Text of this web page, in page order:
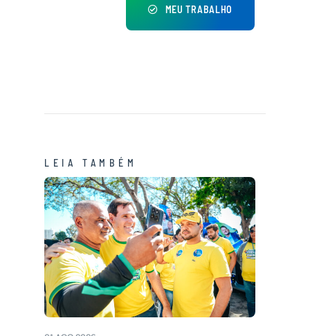
MEU TRABALHO
LEIA TAMBÉM